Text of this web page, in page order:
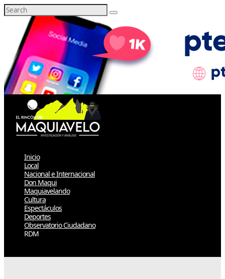
Inicio
Local
Nacional e Internacional
Don Maqui
Maquiavelando
Cultura
Espectáculos
Deportes
Observatorio Ciudadano
RDM